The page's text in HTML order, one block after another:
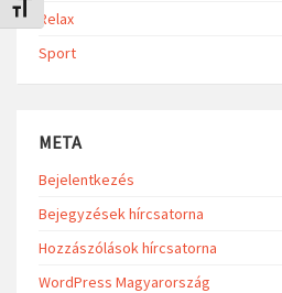
Betűméret váltása
Relax
Sport
META
Bejelentkezés
Bejegyzések hírcsatorna
Hozzászólások hírcsatorna
WordPress Magyarország